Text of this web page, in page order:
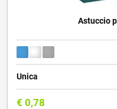
Astuccio
Unica
€ 0,78